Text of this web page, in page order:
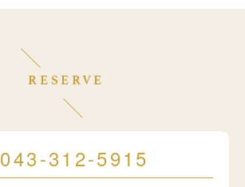
RESERVE
043-312-5915